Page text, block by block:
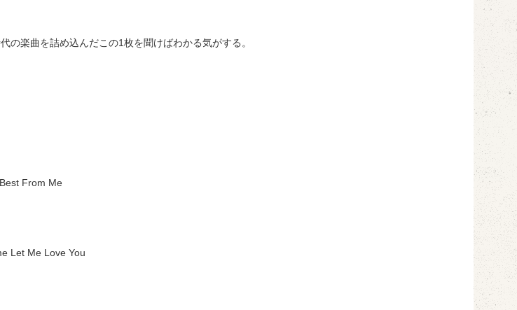
の楽曲を詰め込んだこの1枚を聞けばわかる気がする。
From Me
Let Me Love You